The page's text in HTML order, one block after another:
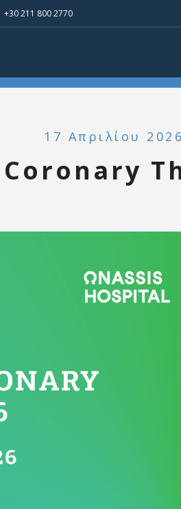
+30 211 800 2770
17 Απριλίου 2026